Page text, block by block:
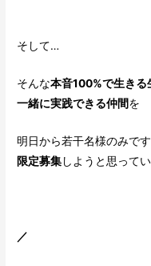
そして…
そんな本音100%で生きる
一緒に実践できる仲間を
明日から若干名様のみで
限定募集しようと思ってい
／